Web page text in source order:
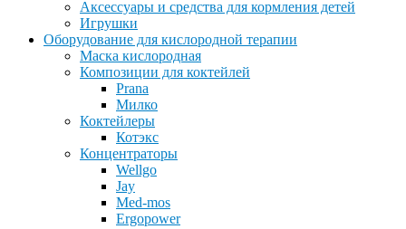
Аксессуары и средства для кормления детей
Игрушки
Оборудование для кислородной терапии
Маска кислородная
Композиции для коктейлей
Prana
Милко
Коктейлеры
Котэкс
Концентраторы
Wellgo
Jay
Med-mos
Ergopower